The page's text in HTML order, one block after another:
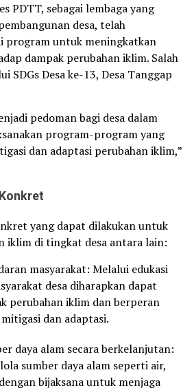
PDTT, sebagai lembaga yang
desa, telah
program untuk meningkatkan
dampak perubahan iklim. Salah
SDGs Desa ke-13, Desa Tanggap
pedoman bagi desa dalam
program-program yang
dan adaptasi perubahan iklim,”
yang dapat dilakukan untuk
iklim di tingkat desa antara lain:
masyarakat: Melalui edukasi
desa diharapkan dapat
perubahan iklim dan berperan
dan adaptasi.
daya alam secara berkelanjutan:
sumber daya alam seperti air,
bijaksana untuk menjaga